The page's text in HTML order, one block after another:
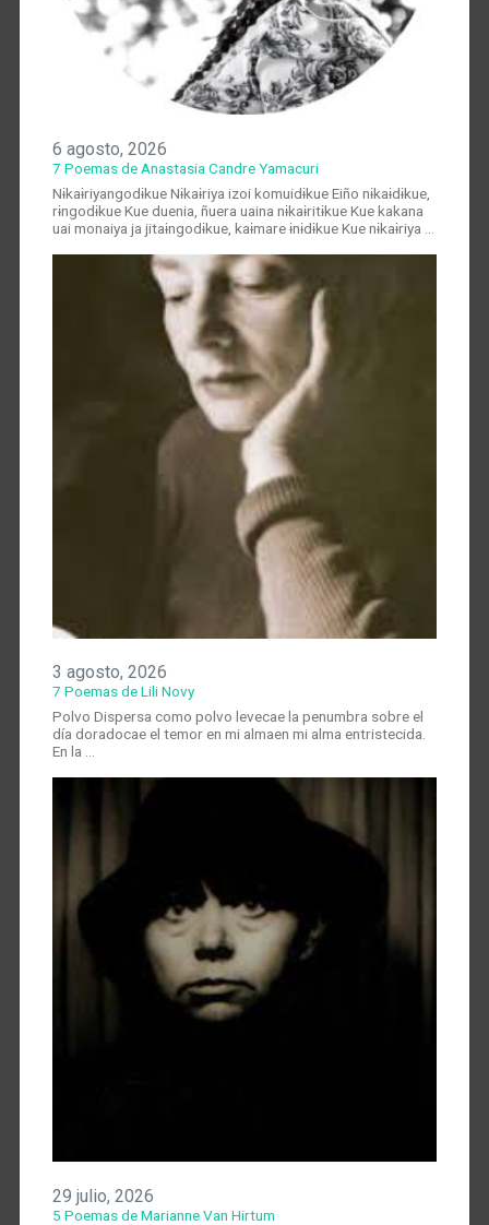
6 agosto, 2026
7 Poemas de Anastasia Candre Yamacuri
Nɨkaɨriyangodɨkue Nɨkaɨriya izoi komuidɨkue Eiño nɨkaɨdɨkue,
rɨngodɨkue Kue duenia, ñuera uaina nɨkaɨritɨkue Kue kakana
uai monaiya ja jitaɨngodɨkue, kaɨmare ɨnɨdɨkue Kue nɨkaɨriya …
3 agosto, 2026
7 Poemas de Lili Novy
Polvo Dispersa como polvo levecae la penumbra sobre el
día doradocae el temor en mi almaen mi alma entristecida.
En la …
29 julio, 2026
5 Poemas de Marianne Van Hirtum